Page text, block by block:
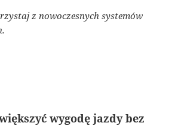
z nowoczesnych systemów
wygodę jazdy bez